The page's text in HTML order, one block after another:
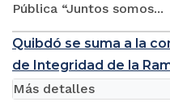
Pública “Juntos somos...
Quibdó se suma a la
de Integridad de la
Más detalles